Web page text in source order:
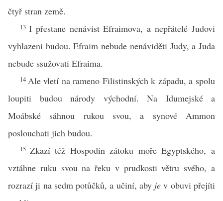
čtyř stran země.
13 I přestane nenávist Efraimova, a nepřátelé Judovi
vyhlazeni budou. Efraim nebude nenáviděti Judy, a Juda
nebude ssužovati Efraima.
14 Ale vletí na rameno Filistinských k západu, a spolu
loupiti budou národy východní. Na Idumejské a
Moábské sáhnou rukou svou, a synové Ammon
poslouchati jich budou.
15 Zkazí též Hospodin zátoku moře Egyptského, a
vztáhne ruku svou na řeku v prudkosti větru svého, a
rozrazí ji na sedm potůčků, a učiní, aby je v obuvi přejíti